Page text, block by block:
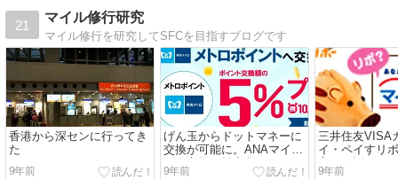
21
マイル修行研究
マイル修行を研究してSFCを目指すブログです
香港から深センに行ってき
た
9年前
げん玉からドットマネーに
交換が可能に。ANAマイル
への交換が効率化
9年前
三井住友VISA
イ・ペイすリ
忘れた話とそ
9年前